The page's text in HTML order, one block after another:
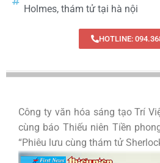
Holmes, thám tử tại hà nội
HOTLINE:
Công ty văn hóa sáng tạo Trí
cùng báo Thiếu niên Tiền
“Phiêu lưu cùng thám tử